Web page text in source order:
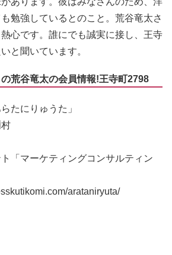
勉強しているとのこと。荒谷竜太さ
心です。誰にでも誠実に接し、王寺
と聞いています。
荒谷竜太の会員情報!王寺町2798
たにりゅうた」
「マーケティングコンサルティン
arataniryuta/